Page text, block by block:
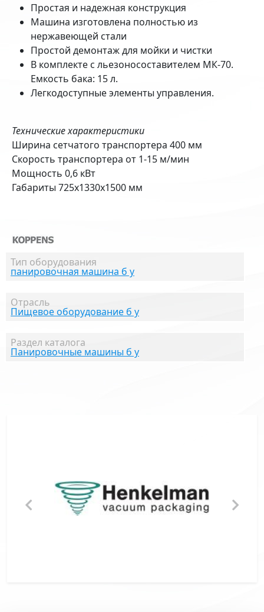
Тип оборудования
панировочная машина б у
Отрасль
Пищевое оборудование б у
Раздел каталога
Панировочные машины б у
Простая и надежная конструкция
Машина изготовлена полностью из
нержавеющей стали
Простой демонтаж для мойки и чистки
В комплекте с льезоносоставителем МК-70.
Емкость бака: 15 л.
Легкодоступные элементы управления.
Технические характеристики
Ширина сетчатого транспортера 400 мм
Скорость транспортера от 1-15 м/мин
Мощность 0,6 кВт
Габариты 725х1330х1500 мм